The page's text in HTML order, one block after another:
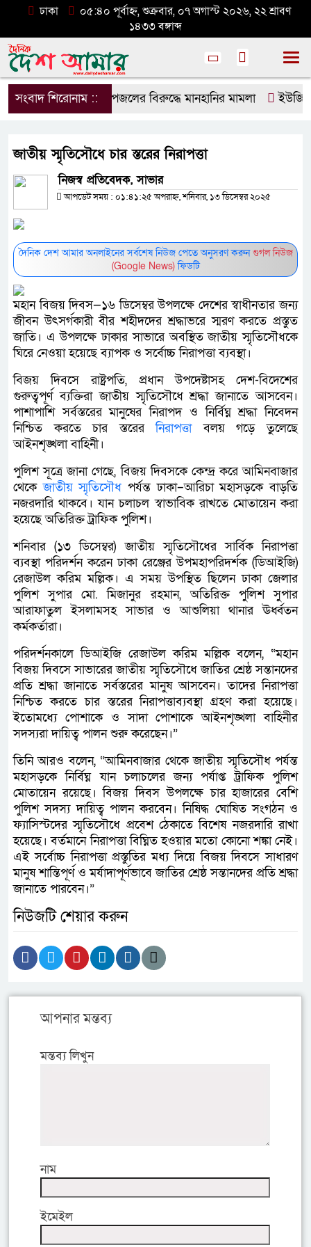
ঢাকা
০৫:৪০ পূর্বাহ্ন, শুক্রবার, ০৭ অগাস্ট ২০২৬, ২২ শ্রাবণ
১৪৩৩ বঙ্গাব্দ
সংবাদ শিরোনাম ::ডিপজলের বিরুদ্ধে মানহানির মামলা
জাতীয় স্মৃতিসৌধে চার স্তরের নিরাপত্তা
নিজস্ব প্রতিবেদক, সাভার
আপডেট সময় : ০১:৪১:২৫ অপরাহ্ন, শনিবার, ১৩ ডিসেম্বর ২০২৫
দৈনিক দেশ আমার অনলাইনের সর্বশেষ নিউজ পেতে অনুসরণ করুনগুগল নিউজ
(Google News)ফিডটি
মহান বিজয় দিবস—১৬ ডিসেম্বর উপলক্ষে দেশের স্বাধীনতার জন্য
জীবন উৎসর্গকারী বীর শহীদদের শ্রদ্ধাভরে স্মরণ করতে প্রস্তুত
জাতি। এ উপলক্ষে ঢাকার সাভারে অবস্থিত জাতীয় স্মৃতিসৌধকে
ঘিরে নেওয়া হয়েছে ব্যাপক ও সর্বোচ্চ নিরাপত্তা ব্যবস্থা।
বিজয় দিবসে রাষ্ট্রপতি, প্রধান উপদেষ্টাসহ দেশ-বিদেশের
গুরুত্বপূর্ণ ব্যক্তিরা জাতীয় স্মৃতিসৌধে শ্রদ্ধা জানাতে আসবেন।
পাশাপাশি সর্বস্তরের মানুষের নিরাপদ ও নির্বিঘ্ন শ্রদ্ধা নিবেদন
নিশ্চিত করতে চার স্তরেরনিরাপত্তাবলয় গড়ে তুলেছে
আইনশৃঙ্খলা বাহিনী।
পুলিশ সূত্রে জানা গেছে, বিজয় দিবসকে কেন্দ্র করে আমিনবাজার
থেকেজাতীয় স্মৃতিসৌধ পর্যন্ত ঢাকা–আরিচা মহাসড়কে বাড়তি
নজরদারি থাকবে। যান চলাচল স্বাভাবিক রাখতে মোতায়েন করা
হয়েছে অতিরিক্ত ট্রাফিক পুলিশ।
শনিবার (১৩ ডিসেম্বর) জাতীয় স্মৃতিসৌধের সার্বিক নিরাপত্তা
ব্যবস্থা পরিদর্শন করেন ঢাকা রেঞ্জের উপমহাপরিদর্শক (ডিআইজি)
রেজাউল করিম মল্লিক। এ সময় উপস্থিত ছিলেন ঢাকা জেলার
পুলিশ সুপার মো. মিজানুর রহমান, অতিরিক্ত পুলিশ সুপার
আরাফাতুল ইসলামসহ সাভার ও আশুলিয়া থানার ঊর্ধ্বতন
কর্মকর্তারা।
পরিদর্শনকালে ডিআইজি রেজাউল করিম মল্লিক বলেন, “মহান
বিজয় দিবসে সাভারের জাতীয় স্মৃতিসৌধে জাতির শ্রেষ্ঠ সন্তানদের
প্রতি শ্রদ্ধা জানাতে সর্বস্তরের মানুষ আসবেন। তাদের নিরাপত্তা
নিশ্চিত করতে চার স্তরের নিরাপত্তাব্যবস্থা গ্রহণ করা হয়েছে।
ইতোমধ্যে পোশাকে ও সাদা পোশাকে আইনশৃঙ্খলা বাহিনীর
সদস্যরা দায়িত্ব পালন শুরু করেছেন।”
তিনি আরও বলেন, “আমিনবাজার থেকে জাতীয় স্মৃতিসৌধ পর্যন্ত
মহাসড়কে নির্বিঘ্ন যান চলাচলের জন্য পর্যাপ্ত ট্রাফিক পুলিশ
মোতায়েন রয়েছে। বিজয় দিবস উপলক্ষে চার হাজারের বেশি
পুলিশ সদস্য দায়িত্ব পালন করবেন। নিষিদ্ধ ঘোষিত সংগঠন ও
ফ্যাসিস্টদের স্মৃতিসৌধে প্রবেশ ঠেকাতে বিশেষ নজরদারি রাখা
হয়েছে। বর্তমানে নিরাপত্তা বিঘ্নিত হওয়ার মতো কোনো শঙ্কা নেই।
এই সর্বোচ্চ নিরাপত্তা প্রস্তুতির মধ্য দিয়ে বিজয় দিবসে সাধারণ
মানুষ শান্তিপূর্ণ ও মর্যাদাপূর্ণভাবে জাতির শ্রেষ্ঠ সন্তানদের প্রতি শ্রদ্ধা
জানাতে পারবেন।”
নিউজটি শেয়ার করুন
আপনার মন্তব্য
মন্তব্য লিখুন
নাম
ইমেইল